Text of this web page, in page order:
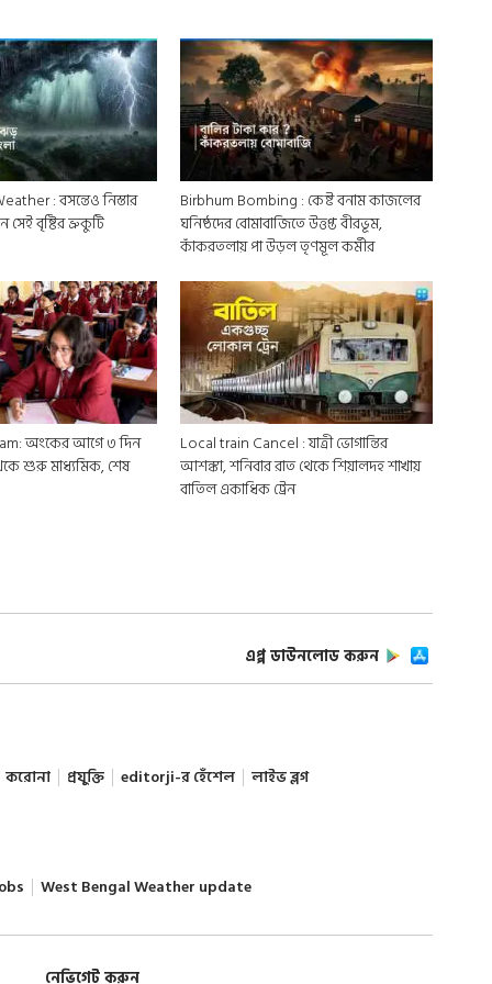
: বসন্তেও নিস্তার
সেই বৃষ্টির ভ্রুকুটি
Birbhum Bombing : কেষ্ট বনাম কাজলের
ঘনিষ্ঠদের বোমাবাজিতে উত্তপ্ত বীরভূম,
কাঁকরতলায় পা উড়ল তৃণমূল কর্মীর
অংকের আগে ৩ দিন
শুরু মাধ্যমিক, শেষ
Local train Cancel : যাত্রী ভোগান্তির
আশঙ্কা, শনিবার রাত থেকে শিয়ালদহ শাখায়
বাতিল একাধিক ট্রেন
এপ্প ডাউনলোড করুন
করোনা প্রযুক্তি editorji-র হেঁশেল লাইভ ব্লগ
West Bengal Weather update
নেভিগেট করুন